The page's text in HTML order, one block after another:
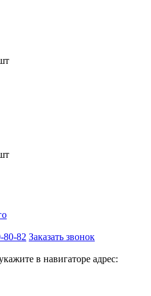
80-82 Заказать звонок
в навигаторе адрес: